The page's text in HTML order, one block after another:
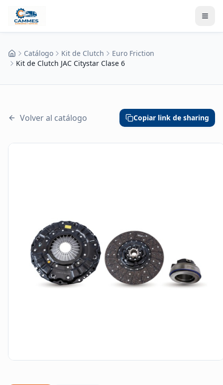
InicioCatálogo Kit de Clutch
Euro Friction
Kit de Clutch JAC Citystar Clase 6
Volver al catálogo Copiar link de sharing